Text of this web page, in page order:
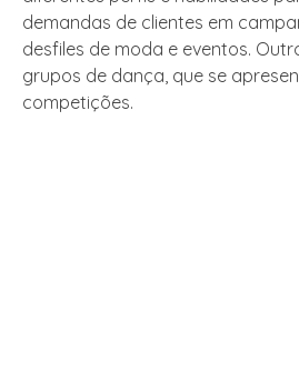
demandas de clientes em
desfiles de moda e eventos.
grupos de dança, que se
competições.